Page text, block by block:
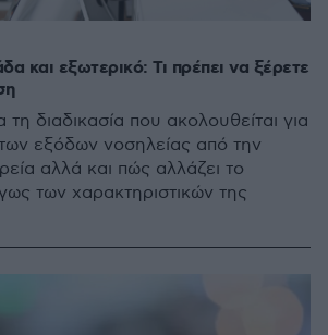
και εξωτερικό: Τι πρέπει να ξέρετε
τη διαδικασία που ακολουθείται για
εξόδων νοσηλείας από την
αλλά και πώς αλλάζει το
των χαρακτηριστικών της